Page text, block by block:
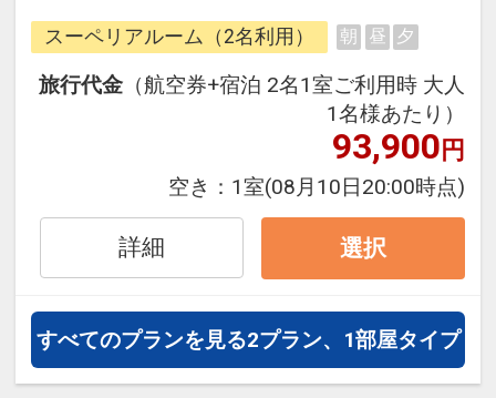
水の都ともいわれる愛媛県西条市に
創られた日本初のゼロエネルギーホ
テル。伊予青石が持つ色味を基調と
したHOTELタイプの客室は、コンパ
クトながら快適な滞在に十分な機能
を備え、出張等でのビジネス利用か
らお二人での小旅行まで、気軽にい
とまち滞在をお楽しみいただけます
スーペリアルーム（2名利用） 朝 昼 夕
旅行代金 （航空券+宿泊 2名1室ご利用時 大人
1名様あたり）
93,900円
空き： 1室(08月10日20:00時点)
詳細 選択
すべてのプランを見る2プラン、1部屋タイプ